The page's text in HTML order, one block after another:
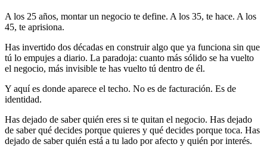
A los 25 años, montar un negocio te define. A los 35, te hace. A los
45, te aprisiona.
Has invertido dos décadas en construir algo que ya funciona sin que
tú lo empujes a diario. La paradoja: cuanto más sólido se ha vuelto
el negocio, más invisible te has vuelto tú dentro de él.
Y aquí es donde aparece el techo. No es de facturación. Es de
identidad.
Has dejado de saber quién eres si te quitan el negocio. Has dejado
de saber qué decides porque quieres y qué decides porque toca. Has
dejado de saber quién está a tu lado por afecto y quién por interés.